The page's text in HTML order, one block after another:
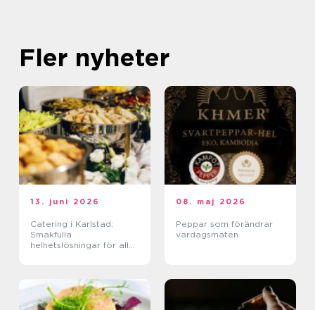
Fler nyheter
13. juni 2026
Catering i Karlstad:
Smakfulla
helhetslösningar för alla
08. maj 2026
Peppar som förändrar
vardagsmaten